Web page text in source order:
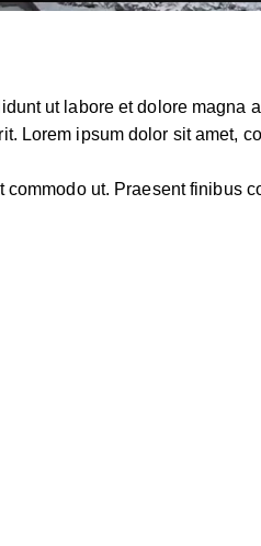
ut labore et dolore
Lorem ipsum dolor sit amet,
ut. Praesent finibus